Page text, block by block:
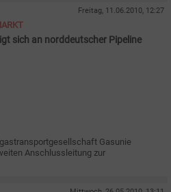
Freitag, 11.06.2010, 12:27
sich an norddeutscher Pipeline
Gasunie
Anschlussleitung zur